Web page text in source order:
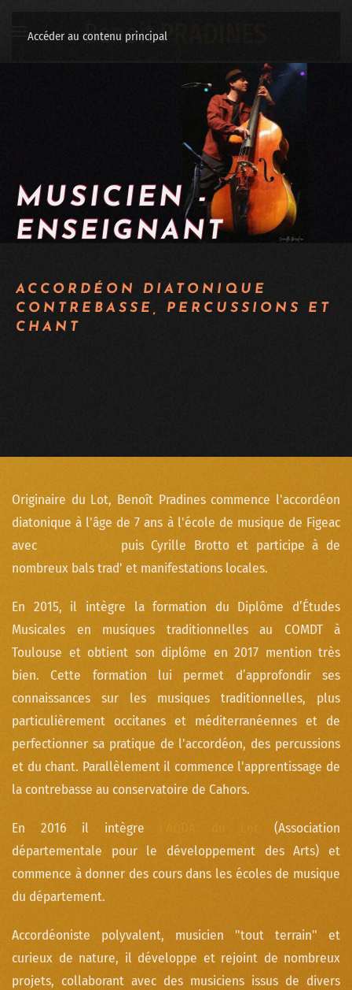
Accéder au contenu principal
MUSICIEN -
ENSEIGNANT
ACCORDÉON DIATONIQUE
CONTREBASSE, PERCUSSIONS ET
CHANT
Originaire du Lot, Benoît Pradines commence l'accordéon
diatonique à l'âge de 7 ans à l'école de musique de Figeac
avec
puis Cyrille Brotto et participe à de
nombreux bals trad' et manifestations locales.
En 2015, il intègre la formation du Diplôme d’Études
Musicales en musiques traditionnelles au COMDT à
Toulouse et obtient son diplôme en 2017 mention très
bien. Cette formation lui permet d’approfondir ses
connaissances sur les musiques traditionnelles, plus
particulièrement occitanes et méditerranéennes et de
perfectionner sa pratique de l'accordéon, des percussions
et du chant. Parallèlement il commence l'apprentissage de
la contrebasse au conservatoire de Cahors.
En 2016 il intègre
(Association
départementale pour le développement des Arts) et
commence à donner des cours dans les écoles de musique
du département.
Accordéoniste polyvalent, musicien "tout terrain" et
curieux de nature, il développe et rejoint de nombreux
projets, collaborant avec des musiciens issus de divers